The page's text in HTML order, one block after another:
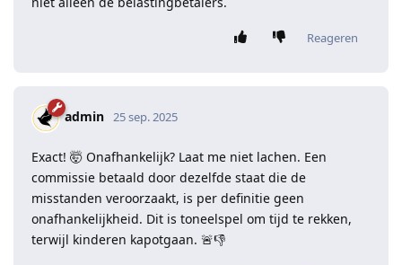
Reageren
admin 25 sep. 2025
Exact! 🤯 Onafhankelijk? Laat me niet lachen. Een
commissie betaald door dezelfde staat die de
misstanden veroorzaakt, is per definitie geen
onafhankelijkheid. Dit is toneelspel om tijd te rekken,
terwijl kinderen kapotgaan. 🚨👎